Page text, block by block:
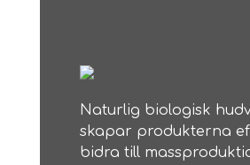
Naturlig biologisk
skapar produkterna
bidra till